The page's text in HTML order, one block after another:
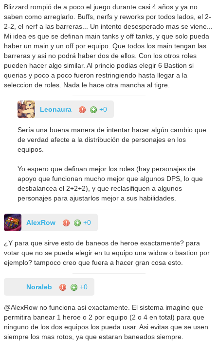
Blizzard rompió de a poco el juego durante casi 4 años y ya no
saben como arreglarlo. Buffs, nerfs y reworks por todos lados, el 2-
2-2, el nerf a las barreras... Un intento desesperado mas se viene...
Mi idea es que se definan main tanks y off tanks, y que solo pueda
haber un main y un off por equipo. Que todos los main tengan las
barreras y asi no podrá haber dos de ellos. Con los otros roles
pueden hacer algo similar. Al princio podias elegir 6 Bastion si
querias y poco a poco fueron restringiendo hasta llegar a la
seleccion de roles. Nada le hace otra mancha al tigre.
Leonaura +0
Sería una buena manera de intentar hacer algún cambio que
de verdad afecte a la distribución de personajes en los
equipos.
Yo espero que definan mejor los roles (hay personajes de
apoyo que funcionan mucho mejor que algunos DPS, lo que
desbalancea el 2+2+2), y que reclasifiquen a algunos
personajes para ajustarlos mejor a sus habilidades.
AlexRow +0
¿Y para que sirve esto de baneos de heroe exactamente? para
votar que no se pueda elegir en tu equipo una widow o bastion por
ejemplo? tampoco creo que fuera a hacer gran cosa esto.
Noraleb +0
@AlexRow no funciona asi exactamente. El sistema imagino que
permitira banear 1 heroe o 2 por equipo (2 o 4 en total) para que
ninguno de los dos equipos los pueda usar. Asi evitas que se usen
siempre los mas rotos, ya que estaran baneados siempre.